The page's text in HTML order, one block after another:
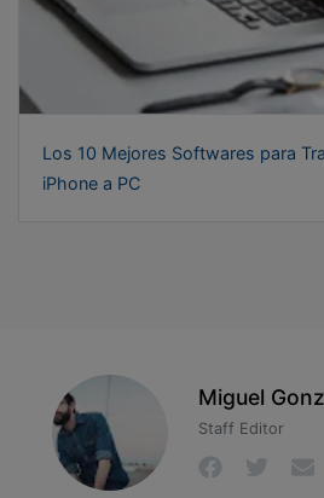
Los 10 Mejores Softwares para
iPhone a PC
Miguel
Staff Editor